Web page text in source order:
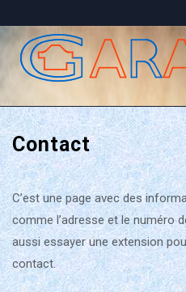
to
content
Contact
C’est une page avec des
comme l’adresse et le numéro
aussi essayer une extension
contact.